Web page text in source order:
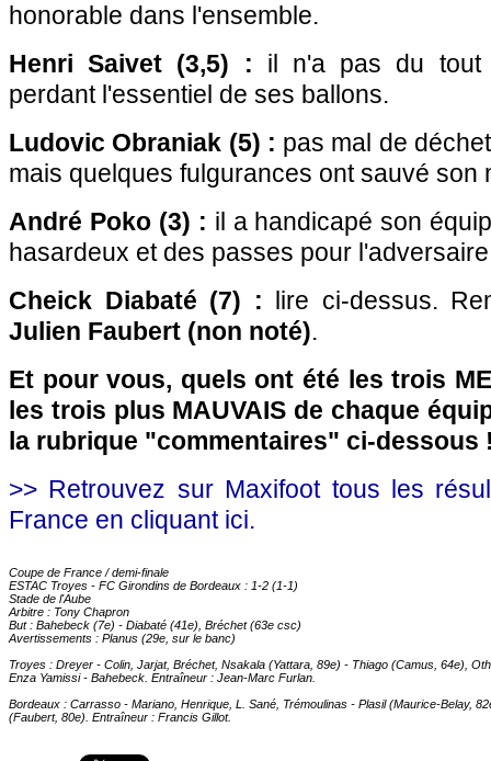
honorable dans l'ensemble.
Henri Saivet (3,5) : il n'a pas du tout
perdant l'essentiel de ses ballons.
Ludovic Obraniak (5) : pas mal de
mais quelques fulgurances ont sauvé son
André Poko (3) : il a handicapé son
hasardeux et des passes pour
Cheick Diabaté (7) : lire ci-dessus.
Julien Faubert (non noté).
Et pour vous, quels ont été les trois
les trois plus MAUVAIS de chaque
la rubrique "commentaires" ci-dessous
>> Retrouvez sur Maxifoot tous les
France en cliquant ici.
Coupe de France / demi-finale
ESTAC Troyes - FC Girondins de Bordeaux : 1-2 (1-1)
Stade de l'Aube
Arbitre : Tony Chapron
But : Bahebeck (7e) - Diabaté (41e), Bréchet (63e csc)
Avertissements : Planus (29e, sur le banc)
Troyes : Dreyer - Colin, Jarjat, Bréchet, Nsakala (Yattara, 89e) - Thiago (Camus, 64e),
Enza Yamissi - Bahebeck. Entraîneur : Jean-Marc Furlan.
Bordeaux : Carrasso - Mariano, Henrique, L. Sané, Trémoulinas - Plasil (Maurice-Belay,
(Faubert, 80e). Entraîneur : Francis Gillot.